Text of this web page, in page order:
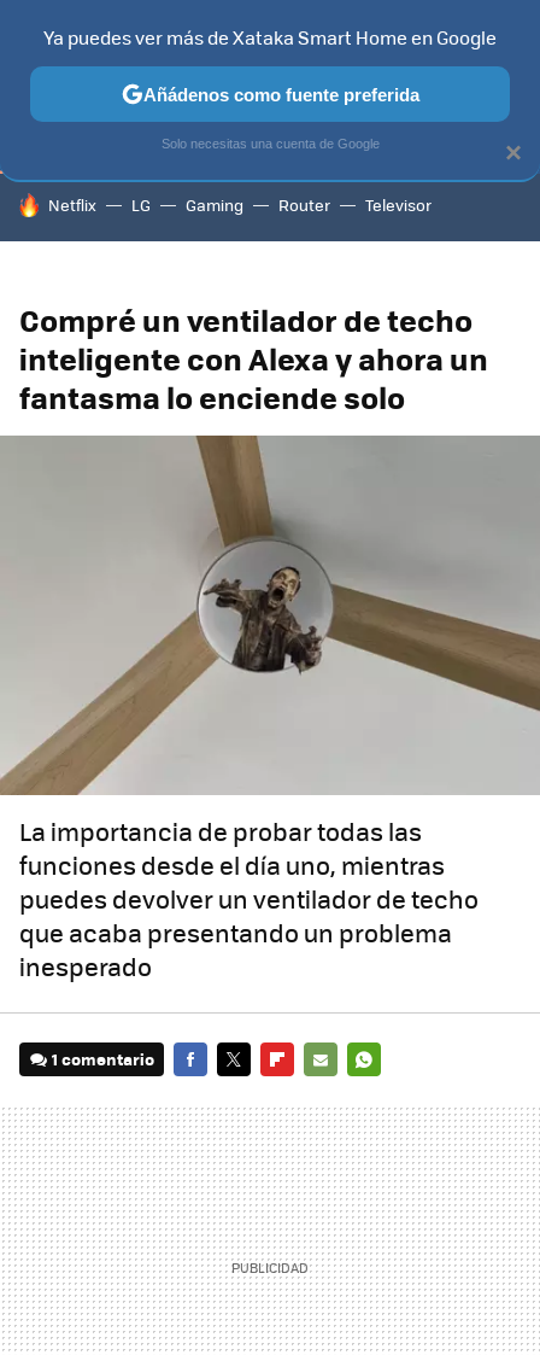
TELEVISORES CONTENIDOS SMART TV SELECCIÓN
HOY SE HABLA DE
Netflix LG Gaming Router Televisor
Compré un ventilador de techo
inteligente con Alexa y ahora un
fantasma lo enciende solo
La importancia de probar todas las
funciones desde el día uno, mientras
puedes devolver un ventilador de techo
que acaba presentando un problema
inesperado
1 comentario
MAIL
×
Ya puedes ver más de Xataka Smart Home en Google
Añádenos como fuente preferida
Solo necesitas una cuenta de Google